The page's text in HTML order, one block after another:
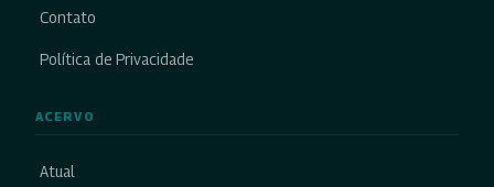
Contato
Política de Privacidade
ACERVO
Atual